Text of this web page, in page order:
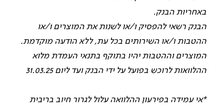
באחריות הבנק.
הבנק רשאי להפסיק ו/או לשנות את המוצרים ו/או
ההטבות ו/או השירותים בכל עת, ללא הודעה מוקדמת.
המוצרים וההטבות יהיו בתוקף בתנאי העמדת מלוא
ההלוואות לרוכש בפועל על ידי הבנק ועד ליום 31.03.25
*אי עמידה בפירעון ההלוואה עלול לגרור חיוב בריבית